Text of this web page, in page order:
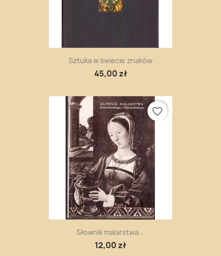
Sztuka w świecie znaków
45,00 zł
Słownik malarstwa...
12,00 zł
favorite_border